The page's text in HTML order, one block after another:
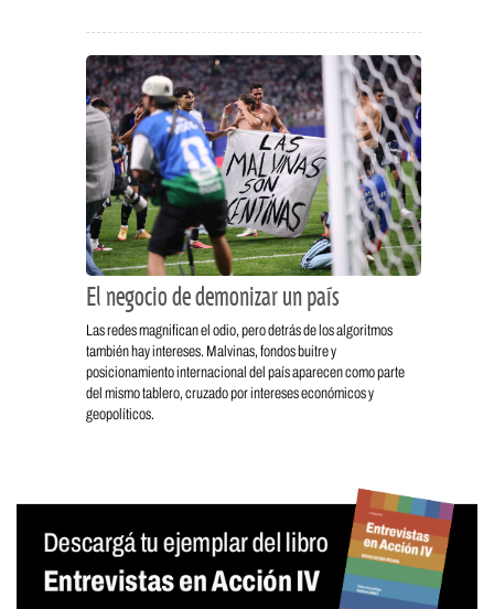
El negocio de demonizar un país
Las redes magnifican el odio, pero detrás de los algoritmos
también hay intereses. Malvinas, fondos buitre y
posicionamiento internacional del país aparecen como parte
del mismo tablero, cruzado por intereses económicos y
geopolíticos.